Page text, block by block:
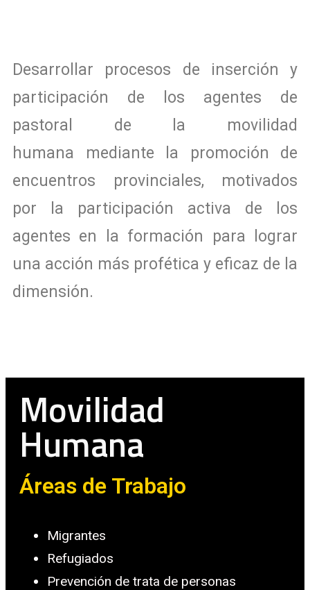
Desarrollar procesos de inserción y
participación de los agentes de
pastoral de la movilidad
humana mediante la promoción de
encuentros provinciales, motivados
por la participación activa de los
agentes en la formación para lograr
una acción más profética y eficaz de la
dimensión.
Movilidad
Humana
Áreas de Trabajo
Migrantes
Refugiados
Prevención de trata de personas